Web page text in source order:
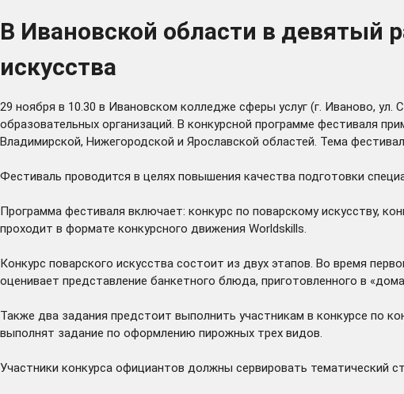
В Ивановской области в девятый
искусства
29 ноября в 10.30 в Ивановском колледже сферы услуг (г. Иваново,
образовательных организаций. В конкурсной программе фестиваля
Владимирской, Нижегородской и Ярославской областей. Тема
Фестиваль проводится в целях повышения качества подготовки
Программа фестиваля включает: конкурс по поварскому искусству,
проходит в формате конкурсного движения Worldskills.
Конкурс поварского искусства состоит из двух этапов. Во время
оценивает представление банкетного блюда, приготовленного в
Также два задания предстоит выполнить участникам в конкурсе по
выполнят задание по оформлению пирожных трех видов.
Участники конкурса официантов должны сервировать тематический